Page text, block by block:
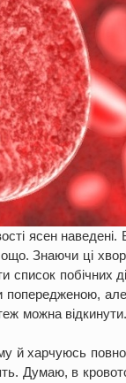
ясен
Знаючи ці
побічних
але
можна
харчуюсь
Думаю, в